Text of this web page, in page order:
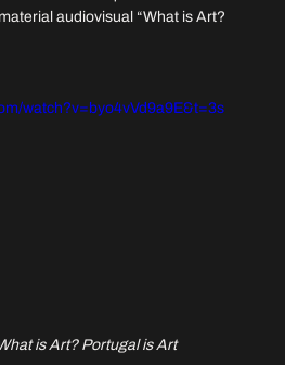
audiovisual “What is Art?
watch?v=byo4vVd9a9E&t=3s
is Art? Portugal is Art